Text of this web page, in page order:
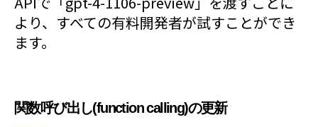
より、すべての有料開発者が試すことができ
ます。
関数呼び出し(function calling)の更新